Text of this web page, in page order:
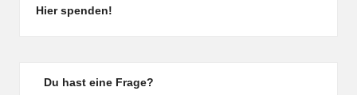
Hier spenden!
Du hast eine Frage?